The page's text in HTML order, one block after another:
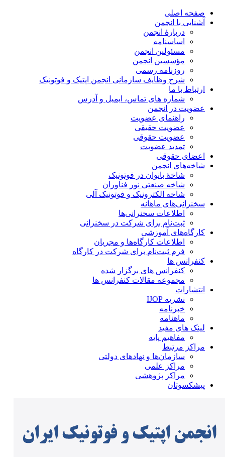
صفحه اصلی
آشنایی با انجمن
دربارۀ انجمن
اساسنامه
مسئولین انجمن
مؤسسین انجمن
روزنامه رسمی
شرح وظایف سازمانی انجمن اپتیک و فوتونیک
ارتباط با ما
شماره های تماس، ایمیل و آدرس
عضویت در انجمن
راهنمای عضویت
عضویت حقیقی
عضویت حقوقی
تمدید عضویت
اعضای حقوقی
شاخه‌های انجمن
شاخۀ بانوان در فوتونیک
شاخه صنعتی نور فناوران
شاخه‌ الکترونیک و فوتونیک آلی
سخنرانی‌های ماهانه
اطلاعات سخنرانی‌‌ها
ثبت‌نام برای شرکت در سخنرانی
کارگاه‌های آموزشی
اطلاعات کارگاه‌ها و مجریان
فرم ثبت‌نام برای شرکت در کارگاه
کنفرانس ها
کنفرانس های برگزار شده
مجموعه مقالات کنفرانس ها
انتشارات
نشریه IJOP
خبرنامه
ماهنامه
لینک های مفید
مفاهیم پایه
مراکز مرتبط
سازمان‌ها و نهادهای دولتی
مراکز علمی
مراکز پژوهشی
پیشکسوتان